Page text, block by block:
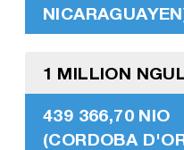
1 MILLION
439 366,70 NIO
(CORDOBA